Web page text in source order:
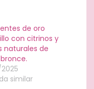
de oro
con citrinos y
naturales de
similar